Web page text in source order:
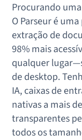
Procurando
O Parseur é
extração de
98% mais
qualquer
de desktop.
IA, caixas de
nativas a mais
transparentes
todos os